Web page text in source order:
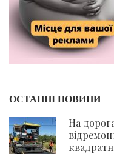
ОСТАННІ НОВИНИ
На